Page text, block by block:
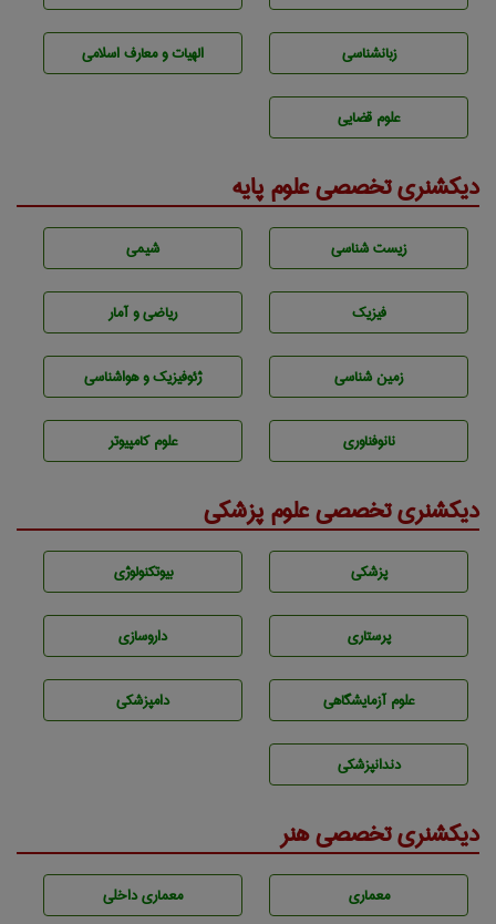
زبانشناسی الهیات و معارف اسلامی
علوم قضایی
دیکشنری تخصصی علوم پایه
زيست شناسی شيمی
فیزیک ریاضی و آمار
زمين شناسی ژئوفيزيك و هواشناسی
نانوفناوری علوم کامپیوتر
دیکشنری تخصصی علوم پزشکی
پزشكی بيوتكنولوژی
پرستاری داروسازی
علوم آزمايشگاهی دامپزشكی
دندانپزشكی
دیکشنری تخصصی هنر
معماری معماری داخلی